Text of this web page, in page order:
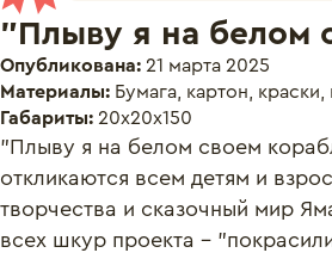
"Плыву я на белом
Опубликована: 21 марта 2025
Материалы: Бумага, картон,
Габариты: 20х20х150
"Плыву я на белом своем
откликаются всем детям и
творчества и сказочный мир
всех шкур проекта -